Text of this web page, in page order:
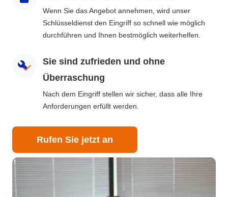
Wenn Sie das Angebot annehmen, wird unser
Schlüsseldienst den Eingriff so schnell wie möglich
durchführen und Ihnen bestmöglich weiterhelfen.
Sie sind zufrieden und ohne
Überraschung
Nach dem Eingriff stellen wir sicher, dass alle Ihre
Anforderungen erfüllt werden.
Rufen Sie jetzt an